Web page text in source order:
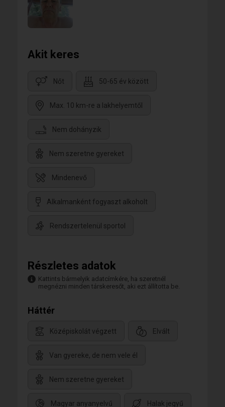
Akit keres
Nőt 50-65 év között
Max. 10 km-re a lakhelyemtől
Nem dohányzik
Nem szeretne gyereket
Mindenevő
Alkalmanként fogyaszt alkoholt
Rendszertelenül sportol
Részletes adatok
Kattints bármelyik adatcímkére, ha szeretnél
megnézni minden társkeresőt, aki ezt állította be.
Háttér
Középiskolát végzett Elvált
Van gyereke, de nem vele él
Nem szeretne gyereket
Magyar anyanyelvű Halak jegyű